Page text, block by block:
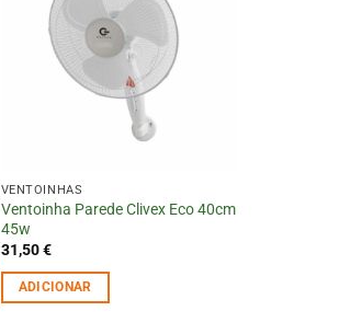
VENTOINHAS
Ventoinha Parede Clivex Eco 40cm
45w
31,50€
ADICIONAR